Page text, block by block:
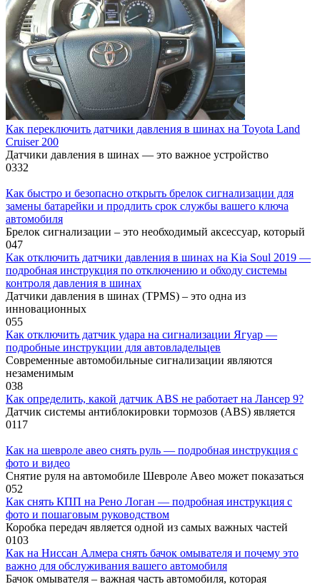
Как переключить датчики давления в шинах на Toyota Land
Cruiser 200
Датчики давления в шинах — это важное устройство
0332
Как быстро и безопасно открыть брелок сигнализации для
замены батарейки и продлить срок службы вашего ключа
автомобиля
Брелок сигнализации – это необходимый аксессуар, который
047
Как отключить датчики давления в шинах на Kia Soul 2019 —
подробная инструкция по отключению и обходу системы
контроля давления в шинах
Датчики давления в шинах (TPMS) – это одна из
инновационных
055
Как отключить датчик удара на сигнализации Ягуар —
подробные инструкции для автовладельцев
Современные автомобильные сигнализации являются
незаменимым
038
Как определить, какой датчик ABS не работает на Лансер 9?
Датчик системы антиблокировки тормозов (ABS) является
0117
Как на шевроле авео снять руль — подробная инструкция с
фото и видео
Снятие руля на автомобиле Шевроле Авео может показаться
052
Как снять КПП на Рено Логан — подробная инструкция с
фото и пошаговым руководством
Коробка передач является одной из самых важных частей
0103
Как на Ниссан Алмера снять бачок омывателя и почему это
важно для обслуживания вашего автомобиля
Бачок омывателя – важная часть автомобиля, которая